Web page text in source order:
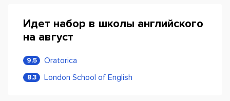
Идет набор в школы английского
на август
9.5 Oratorica
8.3 London School of English